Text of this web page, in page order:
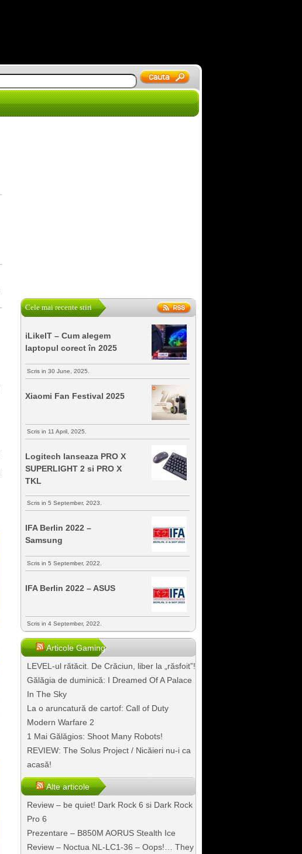
Cele mai recente stiri
iLikeIT – Cum alegem
laptopul corect în 2025
Scris in 30 June, 2025.
Xiaomi Fan Festival 2025
Scris in 11 April, 2025.
Logitech lanseaza PRO X
SUPERLIGHT 2 si PRO X
TKL
Scris in 5 September, 2023.
IFA Berlin 2022 –
Samsung
Scris in 5 September, 2022.
IFA Berlin 2022 – ASUS
Scris in 4 September, 2022.
Articole Gaming
LEVEL-ul rătăcit. De Crăciun, liber la „răsfoit”!
Gălăgia de duminică: I Dreamed Of A Palace
In The Sky
La o aruncatură de cartof: Call of Duty
Modern Warfare 2
1 Mai Gălăgios: Shoot Many Robots!
REVIEW: The Solus Project / Nicăieri nu-i ca
acasă!
Alte articole
Review – be quiet! Dark Rock 6 si Dark Rock
Pro 6
Prezentare – B850M AORUS Stealth Ice
Review – Noctua NL-LC1-36 – Oops!… They